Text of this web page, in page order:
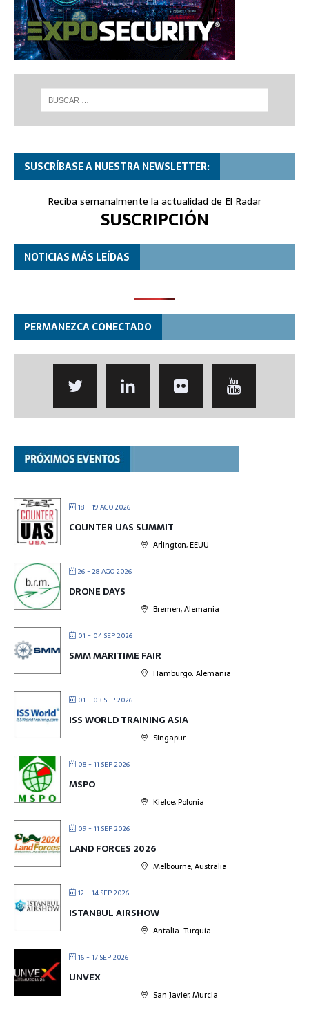
SUSCRÍBASE A NUESTRA NEWSLETTER:
Reciba semanalmente la actualidad de El Radar
SUSCRIPCIÓN
NOTICIAS MÁS LEÍDAS
PERMANEZCA CONECTADO
18 - 19 AGO 2026
COUNTER UAS SUMMIT
Arlington, EEUU
26 - 28 AGO 2026
DRONE DAYS
Bremen, Alemania
01 - 04 SEP 2026
SMM MARITIME FAIR
Hamburgo. Alemania
01 - 03 SEP 2026
ISS WORLD TRAINING ASIA
Singapur
08 - 11 SEP 2026
MSPO
Kielce, Polonia
09 - 11 SEP 2026
LAND FORCES 2026
Melbourne, Australia
12 - 14 SEP 2026
ISTANBUL AIRSHOW
Antalia. Turquía
16 - 17 SEP 2026
UNVEX
San Javier, Murcia